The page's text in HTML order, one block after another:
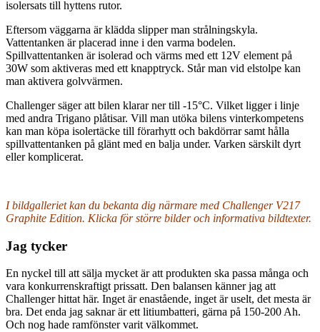
isolersats till hyttens rutor.
Eftersom väggarna är klädda slipper man strålningskyla.
Vattentanken är placerad inne i den varma bodelen.
Spillvattentanken är isolerad och värms med ett 12V element på
30W som aktiveras med ett knapptryck. Står man vid elstolpe kan
man aktivera golvvärmen.
Challenger säger att bilen klarar ner till -15°C. Vilket ligger i linje
med andra Trigano plåtisar. Vill man utöka bilens vinterkompetens
kan man köpa isolertäcke till förarhytt och bakdörrar samt hålla
spillvattentanken på glänt med en balja under. Varken särskilt dyrt
eller komplicerat.
I bildgalleriet kan du bekanta dig närmare med Challenger V217
Graphite Edition. Klicka för större bilder och informativa bildtexter.
Jag tycker
En nyckel till att sälja mycket är att produkten ska passa många och
vara konkurrenskraftigt prissatt. Den balansen känner jag att
Challenger hittat här. Inget är enastående, inget är uselt, det mesta är
bra. Det enda jag saknar är ett litiumbatteri, gärna på 150-200 Ah.
Och nog hade ramfönster varit välkommet.